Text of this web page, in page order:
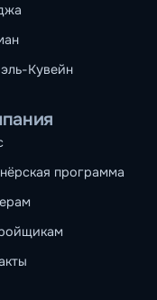
Кувейн
программа